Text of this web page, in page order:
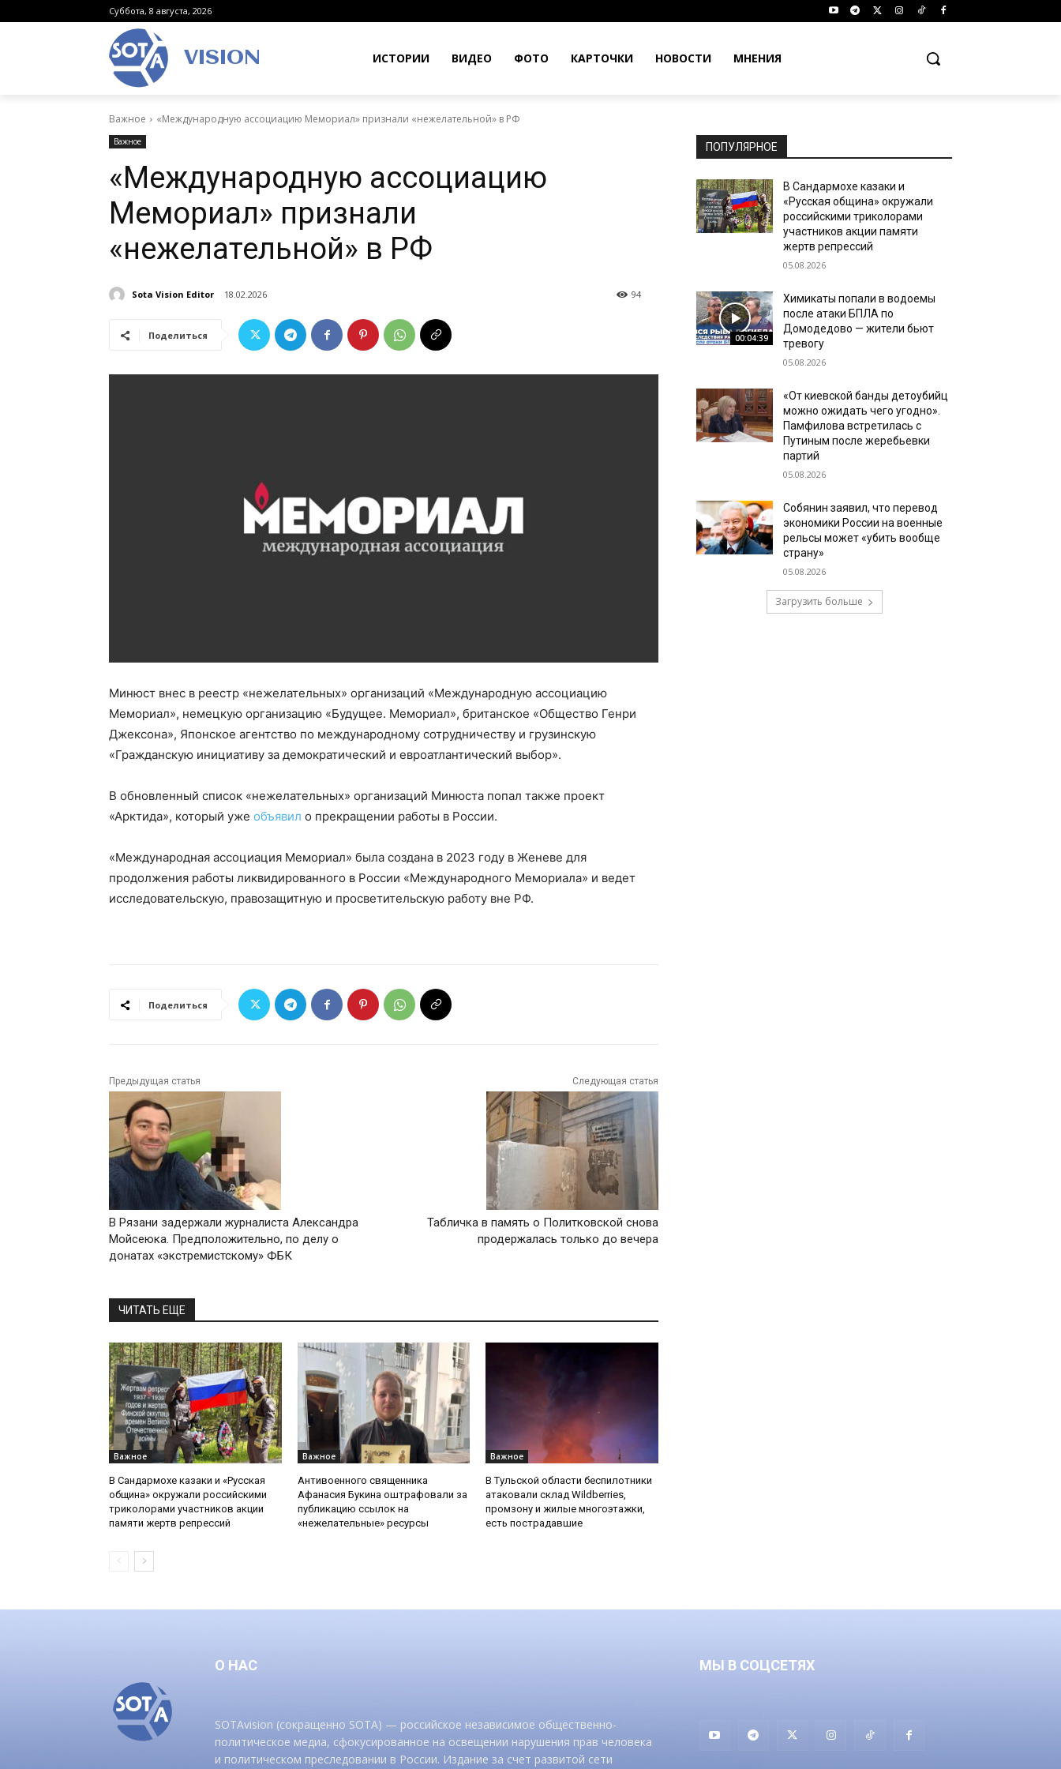
Суббота, 8 августа, 2026
VISION ИСТОРИИ ВИДЕО ФОТО КАРТОЧКИ НОВОСТИ МНЕНИЯ
Важное «Международную ассоциацию Мемориал» признали «нежелательной» в РФ
Важное
«Международную ассоциацию
Мемориал» признали
«нежелательной» в РФ
Sota Vision Editor 18.02.2026 94
Поделиться
Минюст внес в реестр «нежелательных» организаций «Международную ассоциацию
Мемориал», немецкую организацию «Будущее. Мемориал», британское «Общество Генри
Джексона», Японское агентство по международному сотрудничеству и грузинскую
«Гражданскую инициативу за демократический и евроатлантический выбор».
В обновленный список «нежелательных» организаций Минюста попал также проект
«Арктида», который уже объявил о прекращении работы в России.
«Международная ассоциация Мемориал» была создана в 2023 году в Женеве для
продолжения работы ликвидированного в России «Международного Мемориала» и ведет
исследовательскую, правозащитную и просветительскую работу вне РФ.
Поделиться
Предыдущая статья
В Рязани задержали журналиста Александра
Мойсеюка. Предположительно, по делу о
донатах «экстремистскому» ФБК
Следующая статья
Табличка в память о Политковской снова
продержалась только до вечера
ЧИТАТЬ ЕЩЕ
Важное
В Сандармохе казаки и «Русская
община» окружали российскими
триколорами участников акции
памяти жертв репрессий
Важное
Антивоенного священника
Афанасия Букина оштрафовали за
публикацию ссылок на
«нежелательные» ресурсы
Важное
В Тульской области беспилотники
атаковали склад Wildberries,
промзону и жилые многоэтажки,
есть пострадавшие
ПОПУЛЯРНОЕ
В Сандармохе казаки и
«Русская община» окружали
российскими триколорами
участников акции памяти
жертв репрессий
05.08.2026
00:04:39
Химикаты попали в водоемы
после атаки БПЛА по
Домодедово — жители бьют
тревогу
05.08.2026
«От киевской банды детоубийц
можно ожидать чего угодно».
Памфилова встретилась с
Путиным после жеребьевки
партий
05.08.2026
Собянин заявил, что перевод
экономики России на военные
рельсы может «убить вообще
страну»
05.08.2026
Загрузить больше
О НАС
SOTAvision (сокращенно SOTA) — российское независимое общественно-
политическое медиа, сфокусированное на освещении нарушения прав человека
и политическом преследовании в России. Издание за счет развитой сети
МЫ В СОЦСЕТЯХ